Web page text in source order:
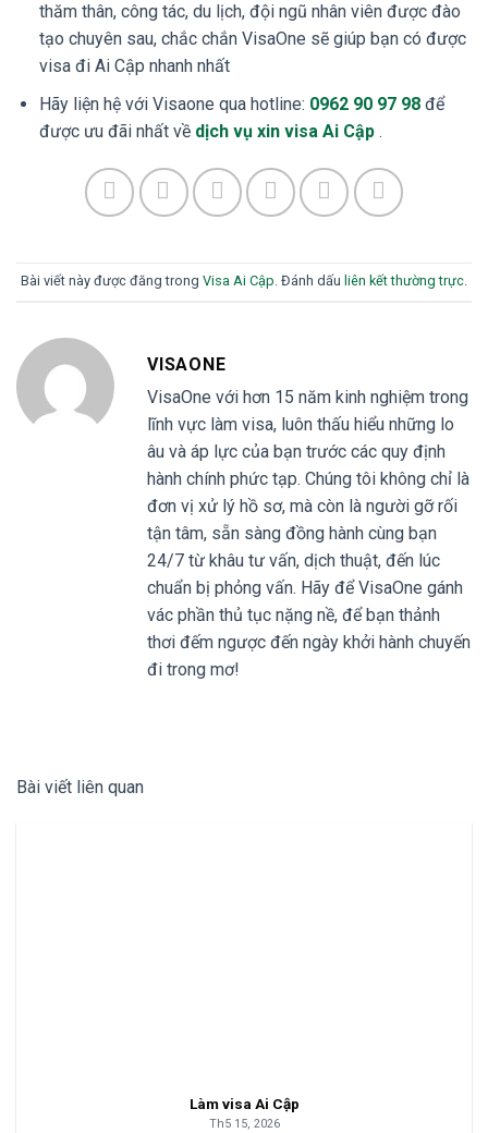
thăm thân, công tác, du lịch, đội ngũ nhân viên được đào
tạo chuyên sau, chắc chắn VisaOne sẽ giúp bạn có được
visa đi Ai Cập nhanh nhất
Hãy liện hệ với Visaone qua hotline: 0962 90 97 98để
được ưu đãi nhất về dịch vụ xin visa Ai Cập.
Bài viết này được đăng trong Visa Ai Cập. Đánh dấu liên kết thường trực.
VISAONE
VisaOne với hơn 15 năm kinh nghiệm trong
lĩnh vực làm visa, luôn thấu hiểu những lo
âu và áp lực của bạn trước các quy định
hành chính phức tạp. Chúng tôi không chỉ là
đơn vị xử lý hồ sơ, mà còn là người gỡ rối
tận tâm, sẵn sàng đồng hành cùng bạn
24/7 từ khâu tư vấn, dịch thuật, đến lúc
chuẩn bị phỏng vấn. Hãy để VisaOne gánh
vác phần thủ tục nặng nề, để bạn thảnh
thơi đếm ngược đến ngày khởi hành chuyến
đi trong mơ!
Bài viết liên quan
Làm visa Ai Cập
Th5 15, 2026